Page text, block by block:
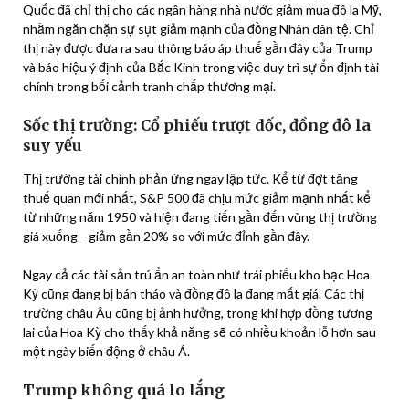
Quốc đã chỉ thị cho các ngân hàng nhà nước giảm mua đô la Mỹ,
nhằm ngăn chặn sự sụt giảm mạnh của đồng Nhân dân tệ. Chỉ
thị này được đưa ra sau thông báo áp thuế gần đây của Trump
và báo hiệu ý định của Bắc Kinh trong việc duy trì sự ổn định tài
chính trong bối cảnh tranh chấp thương mại.
Sốc thị trường: Cổ phiếu trượt dốc, đồng đô la
suy yếu
Thị trường tài chính phản ứng ngay lập tức. Kể từ đợt tăng
thuế quan mới nhất, S&P 500 đã chịu mức giảm mạnh nhất kể
từ những năm 1950 và hiện đang tiến gần đến vùng thị trường
giá xuống—giảm gần 20% so với mức đỉnh gần đây.
Ngay cả các tài sản trú ẩn an toàn như trái phiếu kho bạc Hoa
Kỳ cũng đang bị bán tháo và đồng đô la đang mất giá. Các thị
trường châu Âu cũng bị ảnh hưởng, trong khi hợp đồng tương
lai của Hoa Kỳ cho thấy khả năng sẽ có nhiều khoản lỗ hơn sau
một ngày biến động ở châu Á.
Trump không quá lo lắng